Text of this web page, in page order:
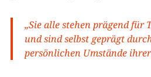
„Sie alle stehen prägend für
und sind selbst geprägt
persönlichen Umstände